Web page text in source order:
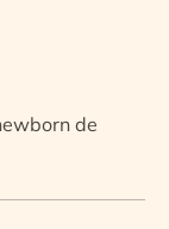
de